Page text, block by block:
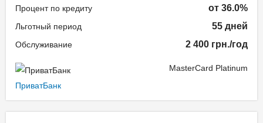
Процент по кредиту от 36.0%
Льготный период 55 дней
Обслуживание 2 400 грн./год
ПриватБанк
MasterCard Platinum